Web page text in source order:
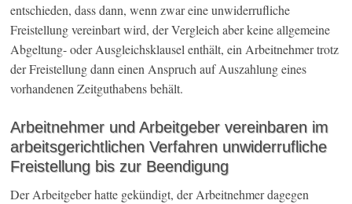
entschieden, dass dann, wenn zwar eine unwiderrufliche
Freistellung vereinbart wird, der Vergleich aber keine allgemeine
Abgeltung- oder Ausgleichsklausel enthält, ein Arbeitnehmer trotz
der Freistellung dann einen Anspruch auf Auszahlung eines
vorhandenen Zeitguthabens behält.
Arbeitnehmer und Arbeitgeber vereinbaren im
arbeitsgerichtlichen Verfahren unwiderrufliche
Freistellung bis zur Beendigung
Der Arbeitgeber hatte gekündigt, der Arbeitnehmer dagegen